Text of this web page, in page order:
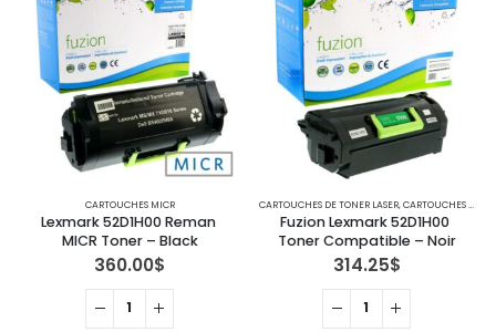
CARTOUCHES MICR
Lexmark 52D1H00 Reman
MICR Toner – Black
360.00$
CARTOUCHES DE TONER LASER,CARTOUCHES POUR IMPRIMANTES LEXMARK
Fuzion Lexmark 52D1H00
Toner Compatible – Noir
314.25$